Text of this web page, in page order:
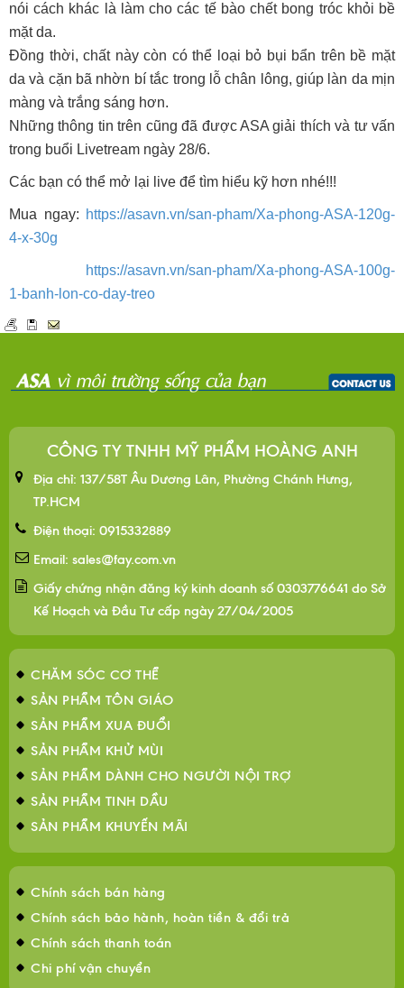
nói cách khác là làm cho các tế bào chết bong tróc khỏi bề
mặt da.
Đồng thời, chất này còn có thể loại bỏ bụi bẩn trên bề mặt
da và cặn bã nhờn bí tắc trong lỗ chân lông, giúp làn da mịn
màng và trắng sáng hơn.
Những thông tin trên cũng đã được ASA giải thích và tư vấn
trong buổi Livetream ngày 28/6.
Các bạn có thể mở lại live để tìm hiểu kỹ hơn nhé!!!
Mua ngay: https://asavn.vn/san-pham/Xa-phong-ASA-120g-
4-x-30g
https://asavn.vn/san-pham/Xa-phong-ASA-100g-
1-banh-lon-co-day-treo
CÔNG TY TNHH MỸ PHẨM HOÀNG ANH
Địa chỉ: 137/58T Âu Dương Lân, Phường Chánh Hưng,
TP.HCM
Điện thoại: 0915332889
Email: sales@fay.com.vn
Giấy chứng nhận đăng ký kinh doanh số 0303776641 do Sở
Kế Hoạch và Đầu Tư cấp ngày 27/04/2005
CHĂM SÓC CƠ THỂ
SẢN PHẨM TÔN GIÁO
SẢN PHẨM XUA ĐUỔI
SẢN PHẨM KHỬ MÙI
SẢN PHẨM DÀNH CHO NGƯỜI NỘI TRỢ
SẢN PHẨM TINH DẦU
SẢN PHẨM KHUYẾN MÃI
Chính sách bán hàng
Chính sách bảo hành, hoàn tiền & đổi trả
Chính sách thanh toán
Chi phí vận chuyển